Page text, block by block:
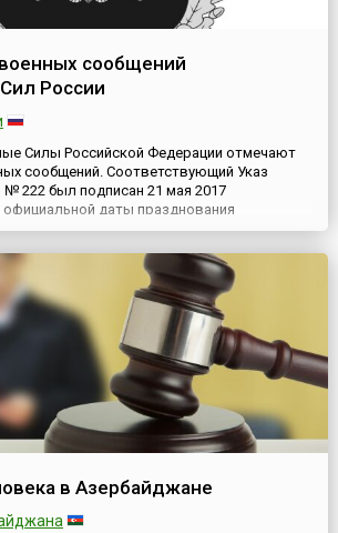
сообщений
России
Силы Российской Федерации отмечают
сообщений. Соответствующий Указ
№ 222 был подписан 21 мая 2017
официальной даты празднования
задач, выполняемых этой службой
ВОСО) находится организация перевозок,
путей...
в Азербайджане